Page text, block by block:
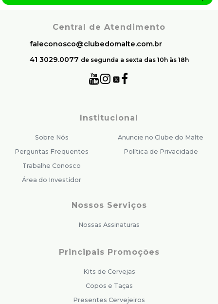
Central de Atendimento
faleconosco@clubedomalte.com.br
41 3029.0077 de segunda a sexta das 10h às 18h
Institucional
Sobre Nós
Perguntas Frequentes
Trabalhe Conosco
Área do Investidor
Anuncie no Clube do Malte
Política de Privacidade
Nossos Serviços
Nossas Assinaturas
Principais Promoções
Kits de Cervejas
Copos e Taças
Presentes Cervejeiros